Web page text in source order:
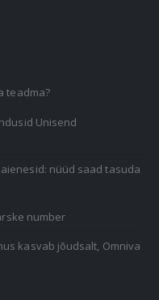
teadma?
Unisend
nüüd saad tasuda
number
kasvab jõudsalt, Omniva